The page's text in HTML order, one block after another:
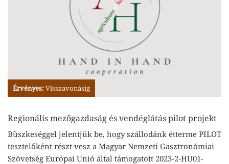
Érvényes:Visszavonásig
Regionális mezőgazdaság és vendéglátás pilot projekt
Büszkeséggel jelentjük be, hogy szállodánk étterme PILOT
tesztelőként részt vesz a Magyar Nemzeti Gasztronómiai
Szövetség Európai Unió által támogatott 2023-2-HU01-